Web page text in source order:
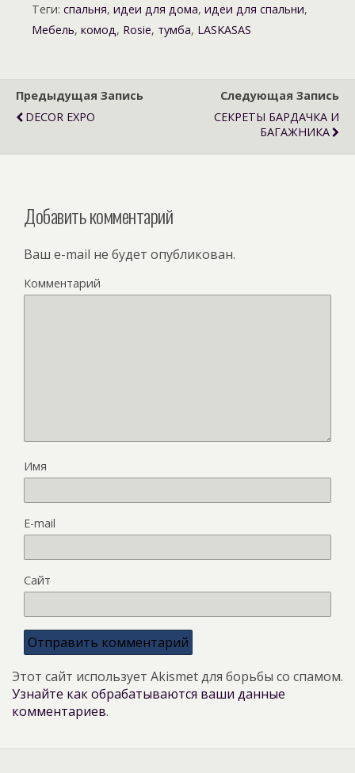
Теги: спальня, идеи для дома, идеи для спальни,
Мебель, комод , Rosie, тумба, LASKASAS
Предыдущая Запись
DECOR EXPO
Следующая Запись
СЕКРЕТЫ БАРДАЧКА И
БАГАЖНИКА
Добавить комментарий
Ваш e-mail не будет опубликован.
Комментарий
Имя
E-mail
Сайт
Этот сайт использует Akismet для борьбы со спамом.
Узнайте как обрабатываются ваши данные
комментариев.